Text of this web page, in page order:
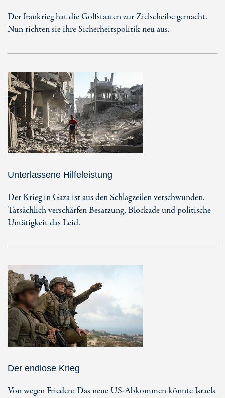
Der Irankrieg hat die Golfstaaten zur Zielscheibe gemacht.
Nun richten sie ihre Sicherheitspolitik neu aus.
Unterlassene Hilfeleistung
Der Krieg in Gaza ist aus den Schlagzeilen verschwunden.
Tatsächlich verschärfen Besatzung, Blockade und politische
Untätigkeit das Leid.
Der endlose Krieg
Von wegen Frieden: Das neue US-Abkommen könnte Israels